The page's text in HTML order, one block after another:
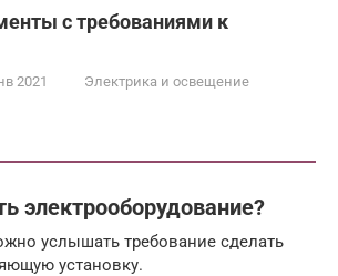
с требованиями к
2021
Электрика и освещение
электрооборудование?
услышать требование сделать
установку.